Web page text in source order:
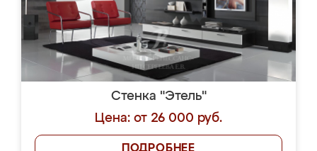
Стенка "Этель"
Цена: от 26 000 руб.